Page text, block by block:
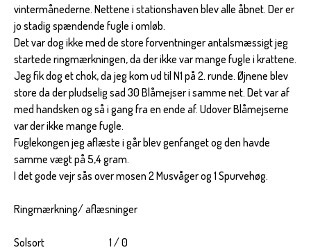
vintermånederne. Nettene i stationshaven blev alle åbnet. Der er
jo stadig spændende fugle i omløb.
Det var dog ikke med de store forventninger antalsmæssigt jeg
startede ringmærkningen, da der ikke var mange fugle i krattene.
Jeg fik dog et chok, da jeg kom ud til N1 på 2. runde. Øjnene blev
store da der pludselig sad 30 Blåmejser i samme net. Det var af
med handsken og så i gang fra en ende af. Udover Blåmejserne
var der ikke mange fugle.
Fuglekongen jeg aflæste i går blev genfanget og den havde
samme vægt på 5,4 gram.
I det gode vejr sås over mosen 2 Musvåger og 1 Spurvehøg.
Ringmærkning/ aflæsninger
Solsort 1 / 0